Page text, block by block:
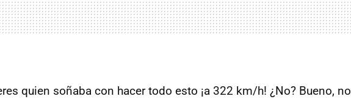
quien soñaba con hacer todo esto ¡a 322 km/h! ¿No? Bueno, no